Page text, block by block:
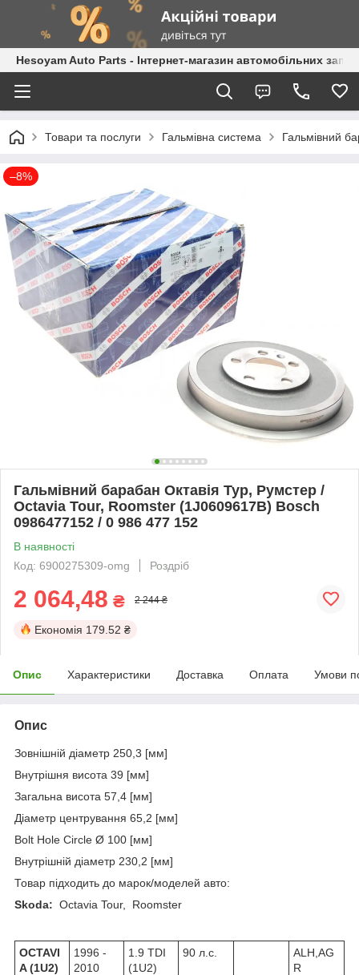
Hesoyam Auto Parts - Інтернет-магазин автомобільних
Товари та послуги Гальмівна система Гальмівний
–8%
Гальмівний барабан Октавія Тур, Румстер /
Octavia Tour, Roomster (1J0609617B) Bosch
0986477152 / 0 986 477 152
В наявності
Код: 6900275309-omg
Роздріб
2 064,48 ₴ 2 244 ₴
Економія 179.52 ₴
Опис Характеристики Доставка Оплата Умови
Опис
Зовнішній діаметр 250,3 [мм]
Внутрішня висота 39 [мм]
Загальна висота 57,4 [мм]
Діаметр центрування 65,2 [мм]
Bolt Hole Circle Ø 100 [мм]
Внутрішній діаметр 230,2 [мм]
Товар підходить до марок/моделей авто:
Skoda: Octavia Tour, Roomster
OCTAVI
A (1U2)
1996 -
2010
1.9 TDI
(1U2)
90 л.с.
ALH,AG
R